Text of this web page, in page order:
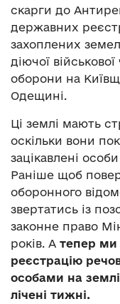
скарги до
державних
захоплених
діючої
оборони на
Одещині.
Ці землі мають
оскільки вони
зацікавлені
Раніше щоб
оборонного
звертатись із
законне право
років. А тепер ми
реєстрацію
особами на
лічені тижні.